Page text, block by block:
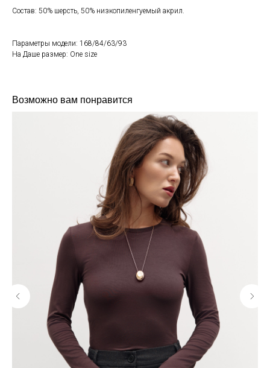
Состав: 50% шерсть, 50% низкопиленгуемый акрил.
Параметры модели: 168/84/63/93
На Даше размер: One size
Возможно вам понравится